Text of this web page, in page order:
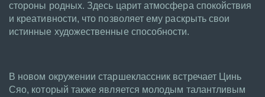
стороны родных. Здесь царит атмосфера спокойствия
и креативности, что позволяет ему раскрыть свои
истинные художественные способности.
В новом окружении старшеклассник встречает Цинь
Сяо, который также является молодым талантливым